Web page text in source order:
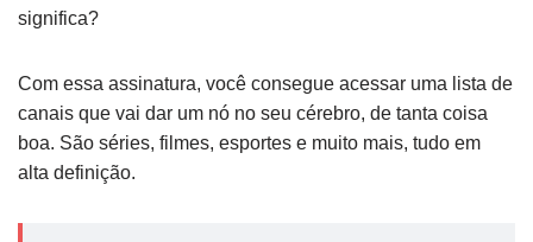
significa?
Com essa assinatura, você consegue acessar uma lista de
canais que vai dar um nó no seu cérebro, de tanta coisa
boa. São séries, filmes, esportes e muito mais, tudo em
alta definição.